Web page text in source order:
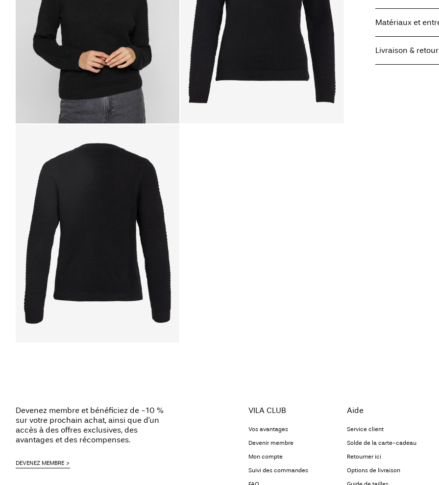
Matériaux et
Livraison &
Devenez membre et bénéficiez de -10 %
sur votre prochain achat, ainsi que d'un
accès à des offres exclusives, des
avantages et des récompenses.
DEVENEZ MEMBRE
VILA CLUB
Vos avantages
Devenir membre
Mon compte
Suivi des commandes
Aide
Service client
Solde de la carte-cadeau
Retourner ici
Options de livraison